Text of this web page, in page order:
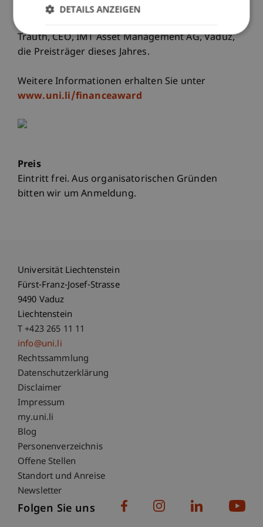
Würdigen Sie gemeinsam mit Edi Wögerer, CEO,
Trauth, CEO, IMT Asset Management AG, Vaduz,
die Preisträger dieses Jahres.
Weitere Informationen erhalten Sie unter
www.uni.li/financeaward
Preis
Eintritt frei. Aus organisatorischen Gründen
bitten wir um Anmeldung.
Universität Liechtenstein
Fürst-Franz-Josef-Strasse
9490 Vaduz
Liechtenstein
T +423 265 11 11
info@uni.li
Fußzeile Rechtliche Hinweise
Rechtssammlung
Datenschutzerklärung
Disclaimer
Impressum
Fußzeile Subdomain-Verzeichnis
my.uni.li
Blog
Personenverzeichnis
Offene Stellen
Standort und Anreise
Newsletter
Folgen Sie uns
DETAILS ANZEIGEN